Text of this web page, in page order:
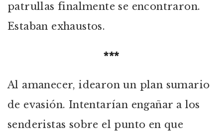
patrullas finalmente se encontraron.
Estaban exhaustos.
***
Al amanecer, idearon un plan sumario
de evasión. Intentarían engañar a los
senderistas sobre el punto en que